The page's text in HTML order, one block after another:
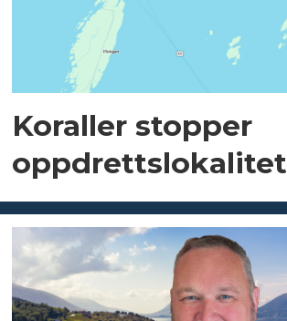
Koraller stopper
oppdrettslokalitet